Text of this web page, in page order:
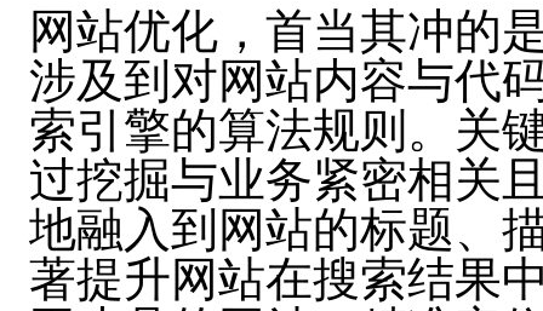
网站优化，首当其冲的
涉及到对网站内容与代
索引擎的算法规则。关
过挖掘与业务紧密相关
地融入到网站的标题、
著提升网站在搜索结果